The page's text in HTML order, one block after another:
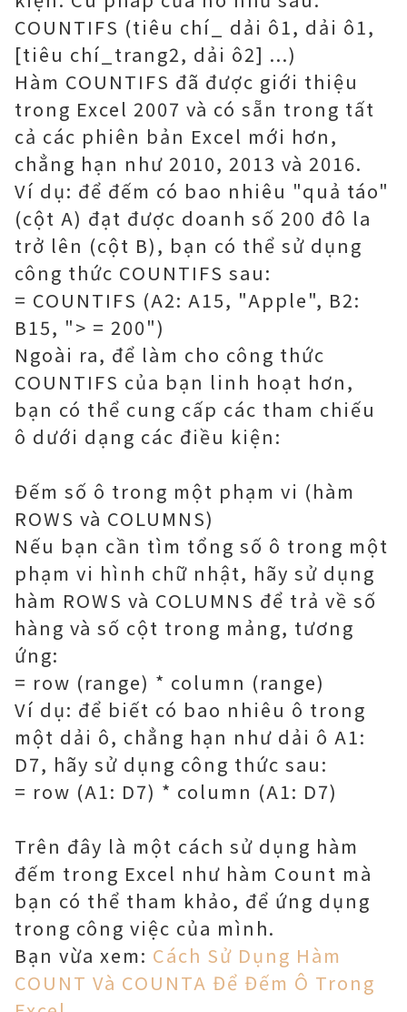
COUNTIFS (tiêu chí_ dải ô1, dải ô1,
[tiêu chí_trang2, dải ô2] ...)
Hàm COUNTIFS đã được giới thiệu
trong Excel 2007 và có sẵn trong tất
cả các phiên bản Excel mới hơn,
chẳng hạn như 2010, 2013 và 2016.
Ví dụ: để đếm có bao nhiêu "quả táo"
(cột A) đạt được doanh số 200 đô la
trở lên (cột B), bạn có thể sử dụng
công thức COUNTIFS sau:
= COUNTIFS (A2: A15, "Apple", B2:
B15, "> = 200")
Ngoài ra, để làm cho công thức
COUNTIFS của bạn linh hoạt hơn,
bạn có thể cung cấp các tham chiếu
ô dưới dạng các điều kiện:
Đếm số ô trong một phạm vi (hàm
ROWS và COLUMNS)
Nếu bạn cần tìm tổng số ô trong một
phạm vi hình chữ nhật, hãy sử dụng
hàm ROWS và COLUMNS để trả về số
hàng và số cột trong mảng, tương
ứng:
= row (range) * column (range)
Ví dụ: để biết có bao nhiêu ô trong
một dải ô, chẳng hạn như dải ô A1:
D7, hãy sử dụng công thức sau:
= row (A1: D7) * column (A1: D7)
Trên đây là một cách sử dụng hàm
đếm trong Excel như hàm Count mà
bạn có thể tham khảo, để ứng dụng
trong công việc của mình.
Bạn vừa xem: Cách Sử Dụng Hàm
COUNT Và COUNTA Để Đếm Ô Trong